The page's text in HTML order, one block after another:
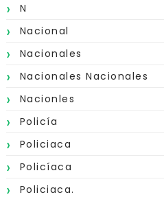
N
Nacional
Nacionales
Nacionales Nacionales
Nacionles
Policía
Policiaca
Policíaca
Policiaca.